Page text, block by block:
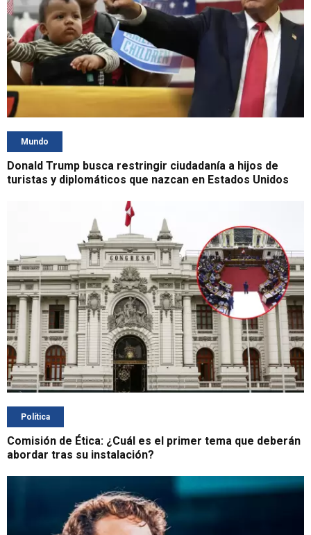
Mundo
Donald Trump busca restringir ciudadanía a hijos de
turistas y diplomáticos que nazcan en Estados Unidos
Política
Comisión de Ética: ¿Cuál es el primer tema que deberán
abordar tras su instalación?